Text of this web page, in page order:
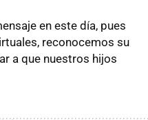
en este día, pues
reconocemos su
a que nuestros hijos